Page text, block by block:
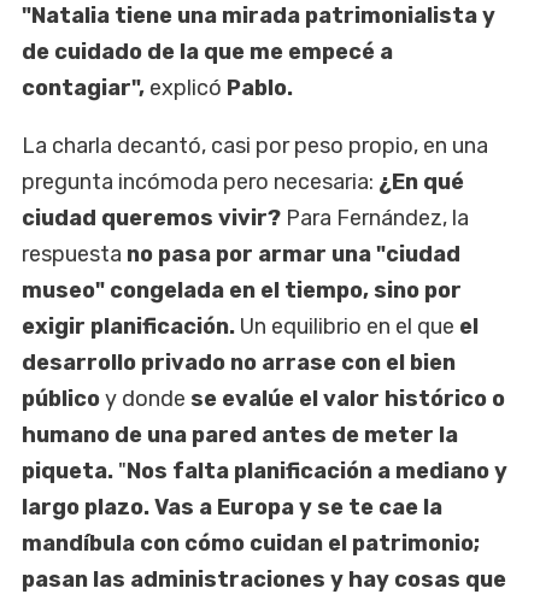
"Natalia tiene una mirada patrimonialista y
de cuidado de la que me empecé a
contagiar", explicó Pablo.
La charla decantó, casi por peso propio, en una
pregunta incómoda pero necesaria: ¿En qué
ciudad queremos vivir? Para Fernández, la
respuesta no pasa por armar una "ciudad
museo" congelada en el tiempo, sino por
exigir planificación. Un equilibrio en el que el
desarrollo privado no arrase con el bien
públicoy donde se evalúe el valor histórico o
humano de una pared antes de meter la
piqueta. "Nos falta planificación a mediano y
largo plazo. Vas a Europa y se te cae la
mandíbula con cómo cuidan el patrimonio;
pasan las administraciones y hay cosas que